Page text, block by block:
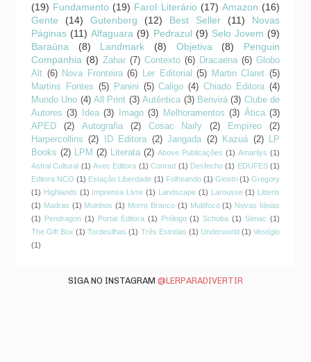
(19) Fundamento (19) Farol Literário (17) Amazon (16)
Gente
(14) Gutenberg (12) Best Seller (11)
Novas
Páginas (11) Alfaguara (9) Pedrazul (9) Selo Jovem (9)
Baraúna
(8) Landmark (8) Objetiva (8)
Penguin
Companhia (8) Zahar (7) Contexto (6) Dracaena (6) Globo
Alt (6) Nova Fronteira (6) Ler Editorial (5) Martin Claret (5)
Martins Fontes (5) Panini (5) Caligo (4) Chiado Editora (4)
Mundo Uno (4) All Print (3) Autêntica (3) Benvirá (3) Clube de
Autores (3) Idea (3) Imago (3) Melhoramentos (3) Ática (3)
APED
(2) Autografia (2) Cosac Naify (2) Empíreo
(2)
Harpercollins
(2) ID Editora (2) Jangada (2) Kazuá (2)
LP
Books (2) LPM (2) Literata (2) Above Publicações (1) Amarilys (1)
Astral Cultural (1) Avec Editora (1) Conrad (1) Desfecho (1) EDUFES (1)
Editora NCO (1) Estação Liberdade (1) Folheando (1) Giostri (1) Gregory
(1) Highlands (1) Imprensa Livre (1) Landscape (1) Larousse (1) Litteris
(1) Madras (1) Moinhos (1) Morro Branco (1) Multifoco (1) Novas Ideias
(1) Pendragon (1) Portal Editora (1) Prólogo (1) Schoba (1) Senac (1)
The Gift Box (1) Tordesilhas (1) Três Estrelas (1) Underworld (1) Vestígio
(1)
SIGA NO INSTAGRAM @LERPARADIVERTIR